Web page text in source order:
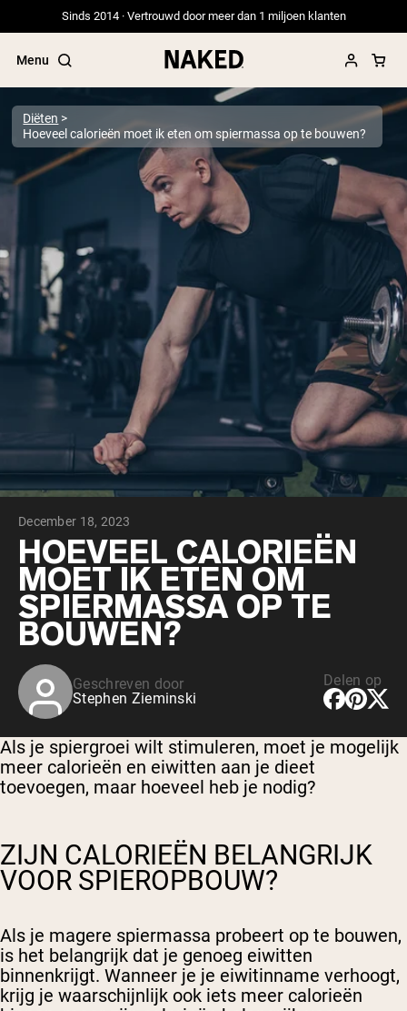
Sinds 2014 · Vertrouwd door meer dan 1 miljoen klanten
Menu
Populaire Zoektermen
”Protein Powder“
”Overnight Oats“
”Vegan protein“
”Collagen“
”Micellar Casein“
PROTEIN POWDERS Best Seller
Erwteneiwit
Grasgevoerd Wei Eiwit Poeder
Collageenpeptiden
Chocolade Grasgevoerde Wei
Vanille grasgevoerde wei
Weidegevoerde wei
Shop All Protein Powders
VEGAN PROTEIN
Erwteneiwit
Shop All Vegan Protein
Diëten
Hoeveel calorieën moet ik eten om spiermassa op te bouwen?
December 18, 2023
HOEVEEL CALORIEËN
MOET IK ETEN OM
SPIERMASSA OP TE
BOUWEN?
Geschreven door
Stephen Zieminski
Delen op
Als je spiergroei wilt stimuleren, moet je mogelijk
meer calorieën en eiwitten aan je dieet
toevoegen, maar hoeveel heb je nodig?
ZIJN CALORIEËN BELANGRIJK
VOOR SPIEROPBOUW?
Als je magere spiermassa probeert op te bouwen,
is het belangrijk dat je genoeg eiwitten
binnenkrijgt. Wanneer je je eiwitinname verhoogt,
krijg je waarschijnlijk ook iets meer calorieën